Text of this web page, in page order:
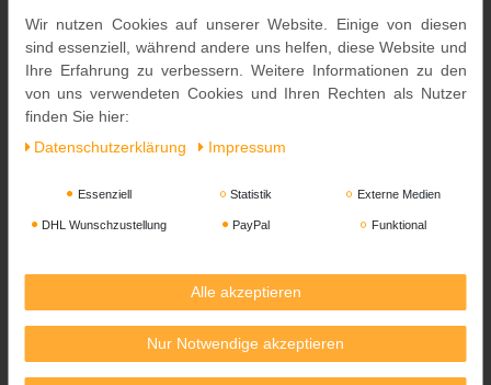
Wir nutzen Cookies auf unserer Website. Einige von diesen
sind essenziell, während andere uns helfen, diese Website und
Ihre Erfahrung zu verbessern. Weitere Informationen zu den
von uns verwendeten Cookies und Ihren Rechten als Nutzer
finden Sie hier:
Daten­schutz­erklärung
Impressum
Essenziell Statistik Externe Medien
DHL Wunschzustellung PayPal Funktional
Alle akzeptieren
Nur Notwendige akzeptieren